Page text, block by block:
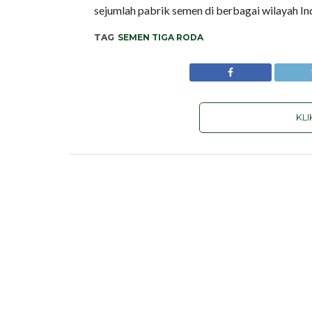
sejumlah pabrik semen di berbagai wilayah
TAG SEMEN TIGA RODA